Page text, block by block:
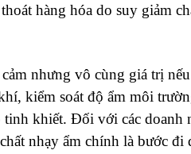
hàng hóa do suy giảm
nhưng vô cùng giá trị
kiểm soát độ ẩm môi
khiết. Đối với các
nhạy ẩm chính là bước đi